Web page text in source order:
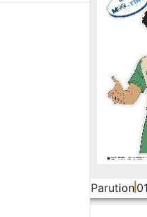
Parution